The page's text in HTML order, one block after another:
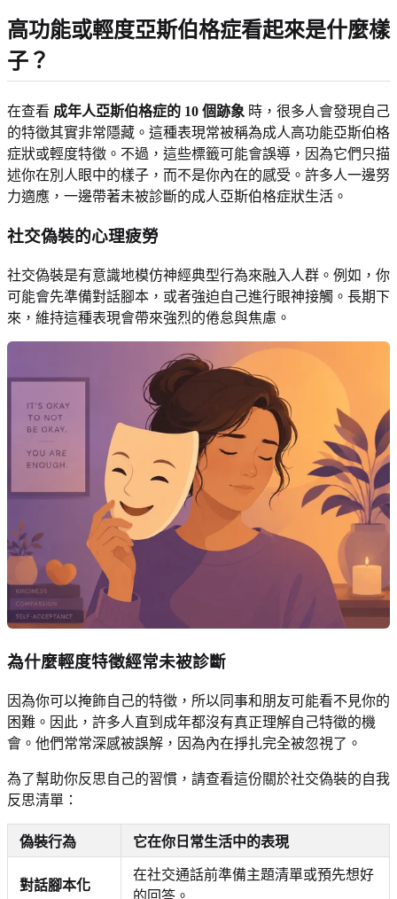
高功能或輕度亞斯伯格症看起來是什麼樣
子？
在查看 成年人亞斯伯格症的 10 個跡象 時，很多人會發現自己
的特徵其實非常隱藏。這種表現常被稱為成人高功能亞斯伯格
症狀或輕度特徵。不過，這些標籤可能會誤導，因為它們只描
述你在別人眼中的樣子，而不是你內在的感受。許多人一邊努
力適應，一邊帶著未被診斷的成人亞斯伯格症狀生活。
社交偽裝的心理疲勞
社交偽裝是有意識地模仿神經典型行為來融入人群。例如，你
可能會先準備對話腳本，或者強迫自己進行眼神接觸。長期下
來，維持這種表現會帶來強烈的倦怠與焦慮。
為什麼輕度特徵經常未被診斷
因為你可以掩飾自己的特徵，所以同事和朋友可能看不見你的
困難。因此，許多人直到成年都沒有真正理解自己特徵的機
會。他們常常深感被誤解，因為內在掙扎完全被忽視了。
為了幫助你反思自己的習慣，請查看這份關於社交偽裝的自我
反思清單：
偽裝行為 它在你日常生活中的表現
對話腳本化
在社交通話前準備主題清單或預先想好